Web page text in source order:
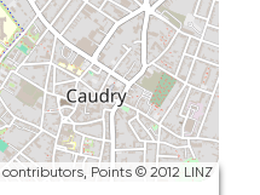
contributors, Points © 2012 LINZ